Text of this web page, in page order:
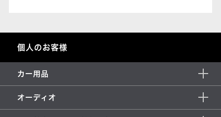
個人のお客様
カー用品
オーディオ